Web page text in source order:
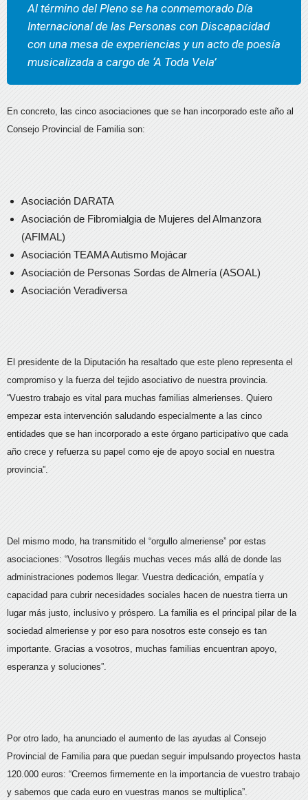
Al término del Pleno se ha conmemorado Día
Internacional de las Personas con Discapacidad
con una mesa de experiencias y un acto de poesía
musicalizada a cargo de ‘A Toda Vela’
En concreto, las cinco asociaciones que se han incorporado este año al
Consejo Provincial de Familia son:
Asociación DARATA
Asociación de Fibromialgia de Mujeres del Almanzora
(AFIMAL)
Asociación TEAMA Autismo Mojácar
Asociación de Personas Sordas de Almería (ASOAL)
Asociación Veradiversa
El presidente de la Diputación ha resaltado que este pleno representa el
compromiso y la fuerza del tejido asociativo de nuestra provincia.
“Vuestro trabajo es vital para muchas familias almerienses. Quiero
empezar esta intervención saludando especialmente a las cinco
entidades que se han incorporado a este órgano participativo que cada
año crece y refuerza su papel como eje de apoyo social en nuestra
provincia”.
Del mismo modo, ha transmitido el “orgullo almeriense” por estas
asociaciones: “Vosotros llegáis muchas veces más allá de donde las
administraciones podemos llegar. Vuestra dedicación, empatía y
capacidad para cubrir necesidades sociales hacen de nuestra tierra un
lugar más justo, inclusivo y próspero. La familia es el principal pilar de la
sociedad almeriense y por eso para nosotros este consejo es tan
importante. Gracias a vosotros, muchas familias encuentran apoyo,
esperanza y soluciones”.
Por otro lado, ha anunciado el aumento de las ayudas al Consejo
Provincial de Familia para que puedan seguir impulsando proyectos hasta
120.000 euros: “Creemos firmemente en la importancia de vuestro trabajo
y sabemos que cada euro en vuestras manos se multiplica”.